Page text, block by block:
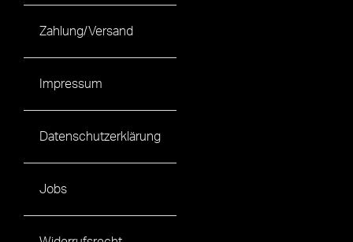
Zahlung/Versand
Impressum
Datenschutzerklärung
Jobs